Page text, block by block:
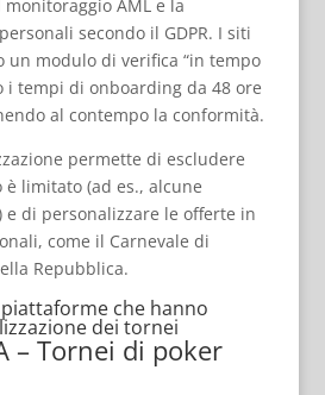
monitoraggio AML e la
secondo il GDPR. I siti
un modulo di verifica “in tempo
i tempi di onboarding da 48 ore
al contempo la conformità.
permette di escludere
limitato (ad es., alcune
e di personalizzare le offerte in
come il Carnevale di
Repubblica.
che hanno
dei tornei
– Tornei di poker